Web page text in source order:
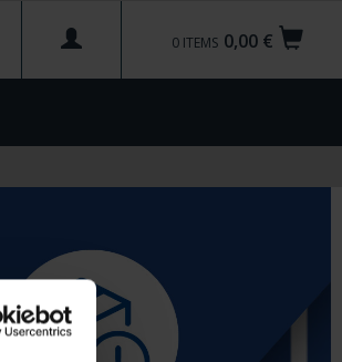
0,00 €
0 ITEMS